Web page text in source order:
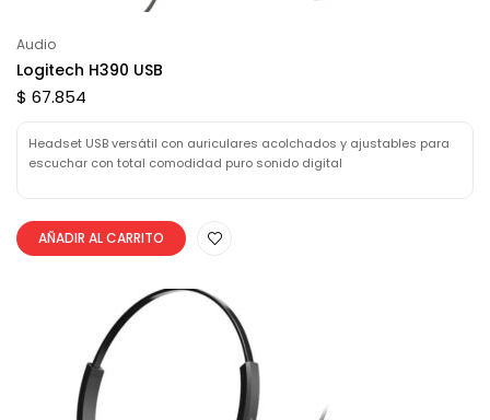
Audio
Logitech H390 USB
$ 67.854
Headset USB versátil con auriculares acolchados y ajustables para
escuchar con total comodidad puro sonido digital
AÑADIR AL CARRITO